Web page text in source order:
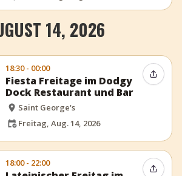
14, 2026
18:30 - 00:00
Fiesta Freitage im Dodgy
Dock Restaurant und Bar
Saint George's
Freitag, Aug. 14, 2026
Event
18:00 - 22:00
Event